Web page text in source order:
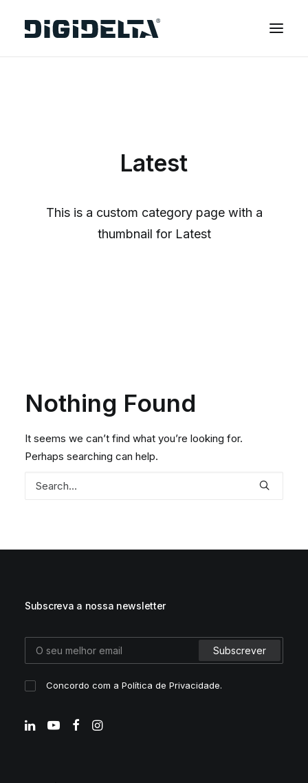
TECNOLOGIA MIMAKI
SOBRE NÓS
Latest
This is a custom category page with a
thumbnail for Latest
Nothing Found
It seems we can’t find what you’re looking for.
Perhaps searching can help.
Subscreva a nossa newsletter
Concordo com aPolítica de Privacidade.